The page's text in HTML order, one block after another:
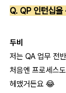
Q. QP 인턴십을
두비
저는 QA 업무 전
처음엔 프로세스
헤맸거든요 😂